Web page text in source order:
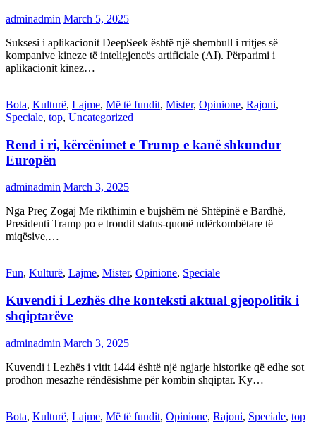
adminadmin March 5, 2025
Suksesi i aplikacionit DeepSeek është një shembull i rritjes së
kompanive kineze të inteligjencës artificiale (AI). Përparimi i
aplikacionit kinez…
Bota, Kulturë, Lajme, Më të fundit, Mister, Opinione, Rajoni,
Speciale, top, Uncategorized
Rend i ri, kërcënimet e Trump e kanë shkundur
Europën
adminadmin March 3, 2025
Nga Preç Zogaj Me rikthimin e bujshëm në Shtëpinë e Bardhë,
Presidenti Tramp po e trondit status-quonë ndërkombëtare të
miqësive,…
Fun, Kulturë, Lajme, Mister, Opinione, Speciale
Kuvendi i Lezhës dhe konteksti aktual gjeopolitik i
shqiptarëve
adminadmin March 3, 2025
Kuvendi i Lezhës i vitit 1444 është një ngjarje historike që edhe sot
prodhon mesazhe rëndësishme për kombin shqiptar. Ky…
Bota, Kulturë, Lajme, Më të fundit, Opinione, Rajoni, Speciale, top